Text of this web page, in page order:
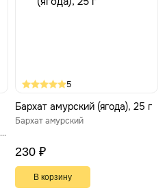
Пластыри для ступней ног токсиновыводящие
5
Бархат амурский (ягода), 25 г
Бархат амурский
230 ₽
В корзину